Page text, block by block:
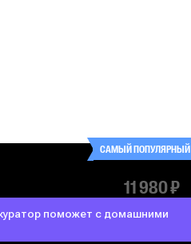
САМЫЙ ПОПУЛЯРНЫЙ
11 980 ₽
поможет с домашними